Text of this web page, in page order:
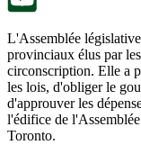
L'Assemblée
provinciaux élus par
circonscription. Elle a
les lois, d'obliger le
d'approuver les
l'édifice de
Toronto.